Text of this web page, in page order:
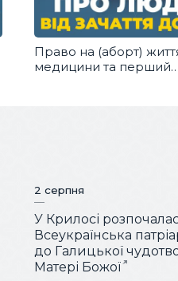
Право на (аборт)
медицини та перший
2 серпня
У Крилосі
Всеукраїнська
до Галицької
Матері Божої